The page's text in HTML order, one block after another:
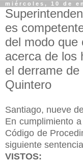
miércoles, 10 de
es
del modo que
acerca de los
el derrame
Quintero
Santiago, nueve
En cumplimiento
Código de
siguiente
VISTOS: